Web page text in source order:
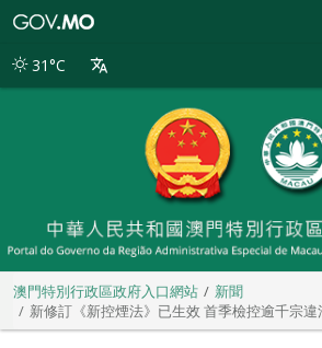
別
31°C
澳門特別行政區政府入口網站
新聞
新修訂《新控煙法》已生效 首季檢控逾千宗違